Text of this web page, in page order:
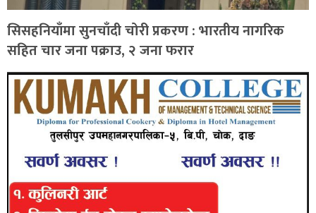
सिसहनियाँमा सुनचाँदी चोरी प्रकरण : भारतीय नागरिक
सहित चार जना पक्राउ, २ जना फरार